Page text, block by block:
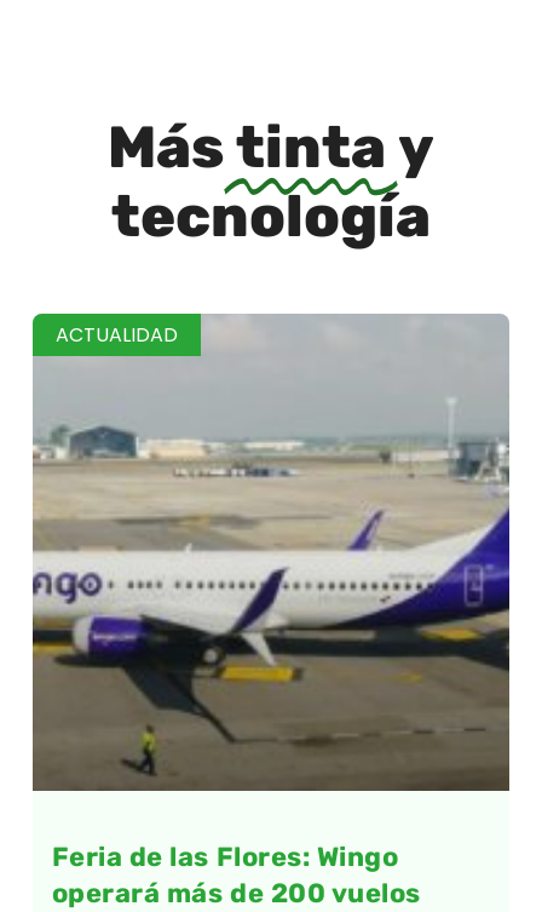
Mástinta y
tecnología
ACTUALIDAD
Feria de las Flores: Wingo
operará más de 200 vuelos